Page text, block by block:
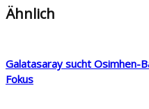
Ähnlich
Galatasaray sucht Osimhen-
Fokus